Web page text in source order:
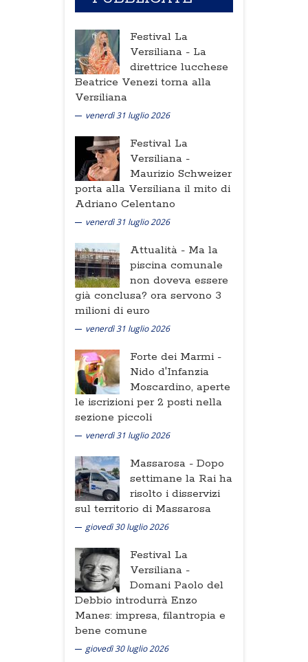
Festival La
Versiliana - La
direttrice lucchese
Beatrice Venezi torna alla
Versiliana
venerdì 31 luglio 2026
Festival La
Versiliana -
Maurizio Schweizer
porta alla Versiliana il mito di
Adriano Celentano
venerdì 31 luglio 2026
Attualità - Ma la
piscina comunale
non doveva essere
già conclusa? ora servono 3
milioni di euro
venerdì 31 luglio 2026
Forte dei Marmi -
Nido d'Infanzia
Moscardino, aperte
le iscrizioni per 2 posti nella
sezione piccoli
venerdì 31 luglio 2026
Massarosa - Dopo
settimane la Rai ha
risolto i disservizi
sul territorio di Massarosa
giovedì 30 luglio 2026
Festival La
Versiliana -
Domani Paolo del
Debbio introdurrà Enzo
Manes: impresa, filantropia e
bene comune
giovedì 30 luglio 2026